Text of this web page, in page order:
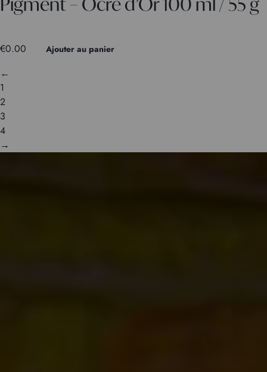
€0.00 Ajouter au panier
←
1
2
3
4
→